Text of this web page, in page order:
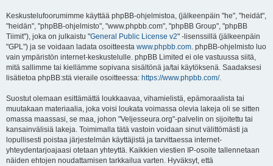
Keskustelufoorumimme käyttää phpBB-ohjelmistoa, (jälkeenpäin "he", "heidät",
"heidän", "phpBB-ohjelmisto", "www.phpbb.com", "phpBB Group", "phpBB
Tiimit"), joka on julkaistu "General Public License v2" -lisenssillä (jälkeenpäin
"GPL") ja se voidaan ladata osoitteesta www.phpbb.com. phpBB-ohjelmisto luo
vain ympäristön internet-keskustelulle. phpBB Limited ei ole vastuussa siitä,
mitä sallimme tai kiellämme sopivana sisältönä ja/tai käytöksenä. Saadaksesi
lisätietoa phpBB:stä vieraile osoitteessa: https://www.phpbb.com/.
Suostut olemaan esittämättä loukkaavaa, vihamielistä, epämoraalista tai
muutakaan materiaalia, joka voisi loukata voimassa olevia lakeja oli se sitten
omassa maassasi, se maa, johon "Veljesseura.org"-palvelin on sijoitettu tai
kansainvälisiä lakeja. Toimimalla tätä vastoin voidaan sinut välittömästi ja
lopullisesti poistaa järjestelmän käyttäjistä ja tarvittaessa internet-
yhteydentarjoajaasi otetaan yhteyttä. Kaikkien viestien IP-osoite tallennetaan
näiden ehtojen noudattamisen tarkkailua varten. Hyväksyt, että